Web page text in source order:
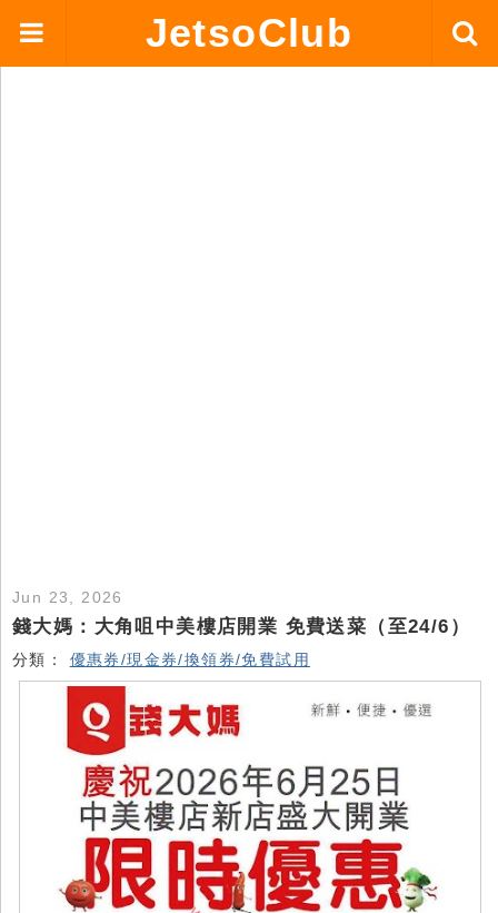
JetsoClub
Jun 23, 2026
錢大媽：大角咀中美樓店開業 免費送菜（至24/6）
分類： 優惠券/現金券/換領券/免費試用